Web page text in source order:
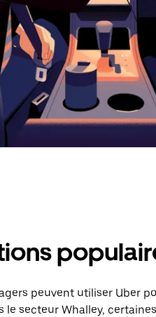
peuvent utiliser Uber
le secteur Whalley,